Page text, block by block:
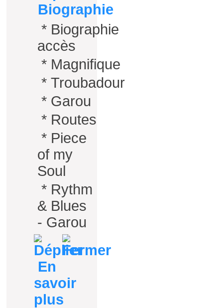
Biographie
* Biographie
accès
* Magnifique
* Troubadour
* Garou
* Routes
* Piece
of my
Soul
* Rythm
& Blues
- Garou
En
savoir
plus